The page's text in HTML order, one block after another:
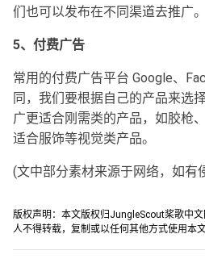
们也可以发布在不同渠道去推广。
5、付费广告
常用的付费广告平台 Google、
同，我们要根据自己的产品来选
广更适合刚需类的产品，如胶枪
适合服饰等视觉类产品。
(文中部分素材来源于网络，如有
版权声明：本文版权归JungleScout桨歌中
人不得转载，复制或以任何其他方式使用本